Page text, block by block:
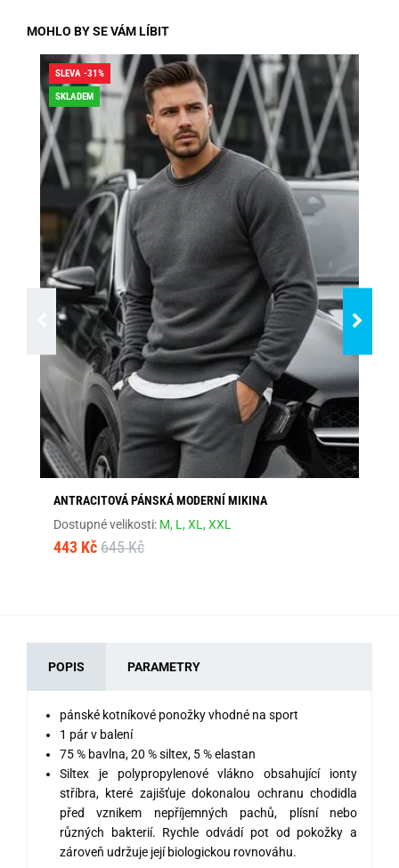
MOHLO BY SE VÁM LÍBIT
SLEVA -31%
SKLADEM
ANTRACITOVÁ PÁNSKÁ MODERNÍ MIKINA
Dostupné velikosti: M, L,XL,XXL
443 Kč 645 Kč
POPIS PARAMETRY
pánské kotníkové ponožky vhodné na sport
1 pár v balení
75 % bavlna, 20 % siltex, 5 % elastan
Siltex je polypropylenové vlákno obsahující ionty
stříbra, které zajišťuje dokonalou ochranu chodidla
před vznikem nepříjemných pachů, plísní nebo
různých bakterií. Rychle odvádí pot od pokožky a
zároveň udržuje její biologickou rovnováhu.